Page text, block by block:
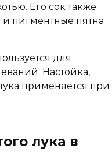
Его сок также
и пигментные пятна
для
Настойка,
применяется при
лука в